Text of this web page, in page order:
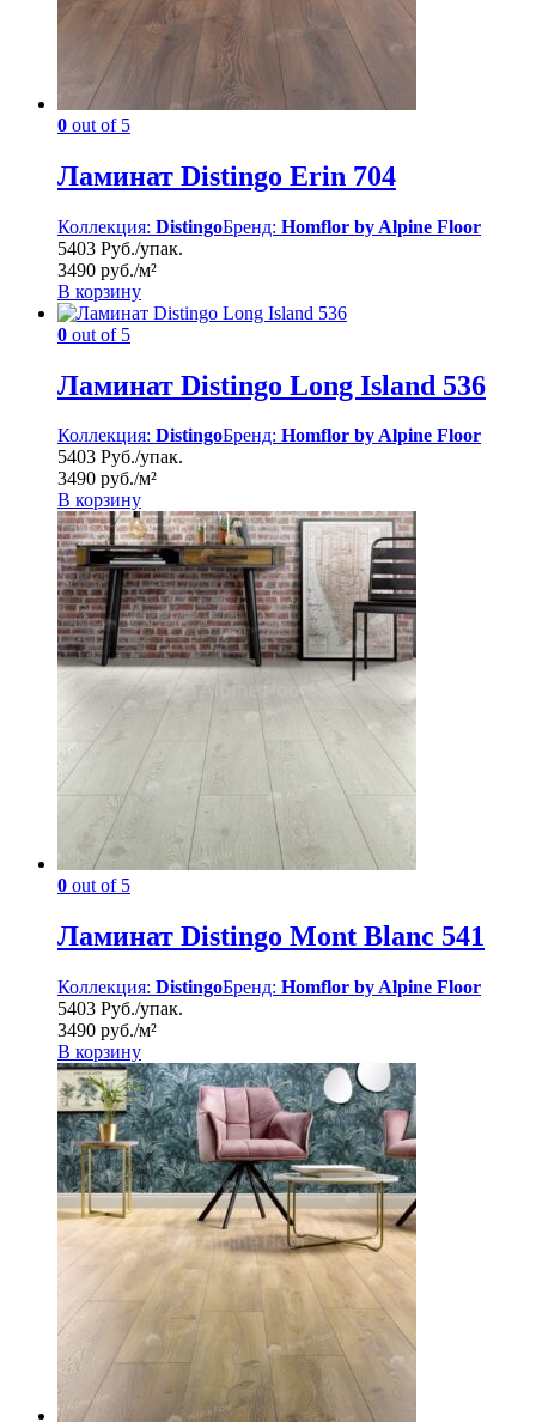
0 out of 5
Ламинат Distingo Erin 704
Коллекция: DistingoБренд: Homflor by Alpine Floor
5403 Руб./упак.
3490 руб./м²
В корзину
0 out of 5
Ламинат Distingo Long Island 536
Коллекция: DistingoБренд: Homflor by Alpine Floor
5403 Руб./упак.
3490 руб./м²
В корзину
0 out of 5
Ламинат Distingo Mont Blanc 541
Коллекция: DistingoБренд: Homflor by Alpine Floor
5403 Руб./упак.
3490 руб./м²
В корзину